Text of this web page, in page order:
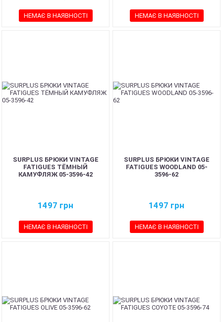
НЕМАЄ В НАЯВНОСТІ НЕМАЄ В НАЯВНОСТІ
SURPLUS БРЮКИ VINTAGE
FATIGUES ТЁМНЫЙ
КАМУФЛЯЖ 05-3596-42
1497 грн
НЕМАЄ В НАЯВНОСТІ
SURPLUS БРЮКИ VINTAGE
FATIGUES WOODLAND 05-
3596-62
1497 грн
НЕМАЄ В НАЯВНОСТІ